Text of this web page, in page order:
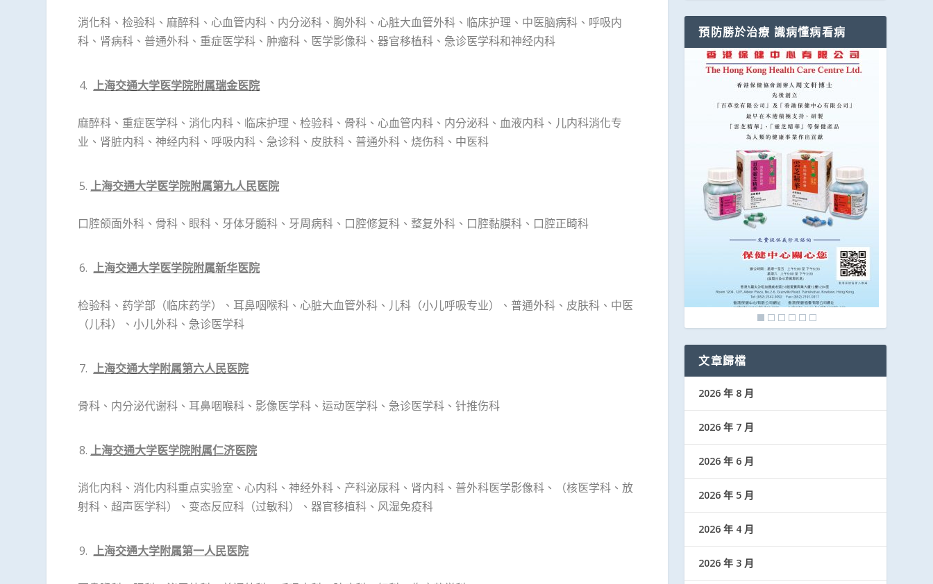
消化科、检验科、麻醉科、心血管内科、内分泌科、胸外科、心脏大血管外科、临床护理、中医脑病科、呼吸内
科、肾病科、普通外科、重症医学科、肿瘤科、医学影像科、器官移植科、急诊医学科和神经内科
上海交通大学医学院附属瑞金医院
麻醉科、重症医学科、消化内科、临床护理、检验科、骨科、心血管内科、内分泌科、血液内科、儿内科消化专
业、肾脏内科、神经内科、呼吸内科、急诊科、皮肤科、普通外科、烧伤科、中医科
上海交通大学医学院附属第九人民医院
口腔颌面外科、骨科、眼科、牙体牙髓科、牙周病科、口腔修复科、整复外科、口腔黏膜科、口腔正畸科
上海交通大学医学院附属新华医院
检验科、药学部（临床药学）、耳鼻咽喉科、心脏大血管外科、儿科（小儿呼吸专业）、普通外科、皮肤科、中医
（儿科）、小儿外科、急诊医学科
上海交通大学附属第六人民医院
骨科、内分泌代谢科、耳鼻咽喉科、影像医学科、运动医学科、急诊医学科、针推伤科
上海交通大学医学院附属仁济医院
消化内科、消化内科重点实验室、心内科、神经外科、产科泌尿科、肾内科、普外科医学影像科、（核医学科、放
射科、超声医学科）、变态反应科（过敏科）、器官移植科、风湿免疫科
上海交通大学附属第一人民医院
預防勝於治療 識病懂病看病
3 4 5
文章歸檔
2026 年 8 月
2026 年 7 月
2026 年 6 月
2026 年 5 月
2026 年 4 月
2026 年 3 月